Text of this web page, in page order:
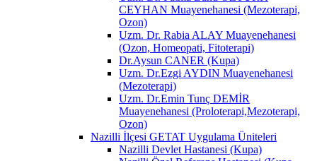
CEYHAN Muayenehanesi (Mezoterapi,
Ozon)
Uzm. Dr. Rabia ALAY Muayenehanesi
(Ozon, Homeopati, Fitoterapi)
Dr.Aysun CANER (Kupa)
Uzm. Dr.Ezgi AYDIN Muayenehanesi
(Mezoterapi)
Uzm. Dr.Emin Tunç DEMİR
Muayenehanesi (Proloterapi,Mezoterapi,
Ozon)
Nazilli İlçesi GETAT Uygulama Üniteleri
Nazilli Devlet Hastanesi (Kupa)